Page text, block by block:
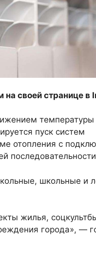
на своей странице в
пуск систем
отопления с
школьные и
жилья,
города», —